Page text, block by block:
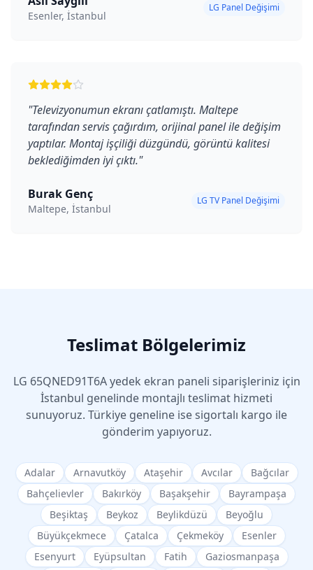
Esenler, İstanbul
LG Panel Değişimi
"Televizyonumun ekranı çatlamıştı. Maltepe
tarafından servis çağırdım, orijinal panel ile değişim
yaptılar. Montaj işçiliği düzgündü, görüntü kalitesi
beklediğimden iyi çıktı."
Burak Genç
Maltepe, İstanbul
LG TV Panel Değişimi
Teslimat Bölgelerimiz
LG 65QNED91T6Ayedek ekran paneli siparişleriniz için
İstanbul genelinde montajlı teslimat hizmeti
sunuyoruz. Türkiye geneline ise sigortalı kargo ile
gönderim yapıyoruz.
Adalar Arnavutköy Ataşehir Avcılar
Bağcılar
Bahçelievler
Bakırköy Başakşehir
Bayrampaşa
Beşiktaş
Beykoz Beylikdüzü
Beyoğlu
Büyükçekmece
Çatalca Çekmeköy
Esenler
Esenyurt
Eyüpsultan Fatih
Gaziosmanpaşa